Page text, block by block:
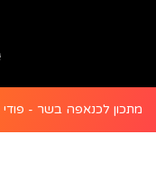
מתכון לכנאפה בשר - פודי